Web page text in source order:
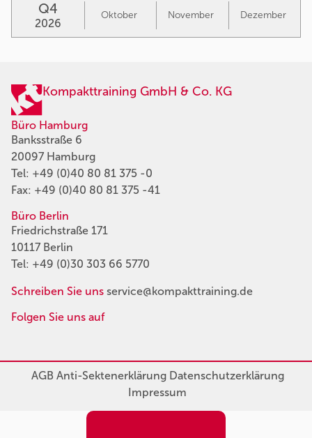
Q4
2026
Oktober November Dezember
Kompakttraining GmbH & Co. KG
Büro Hamburg
Banksstraße 6
20097 Hamburg
Tel: +49 (0)40 80 81 375 -0
Fax: +49 (0)40 80 81 375 -41
Büro Berlin
Friedrichstraße 171
10117 Berlin
Tel: +49 (0)30 303 66 5770
Schreiben Sie uns service@kompakttraining.de
Folgen Sie uns auf
AGBAnti-SektenerklärungDatenschutzerklärung
Impressum